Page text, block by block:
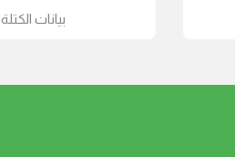
بيانات الكتلة